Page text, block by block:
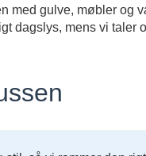
med gulve, møbler og
dagslys, mens vi taler